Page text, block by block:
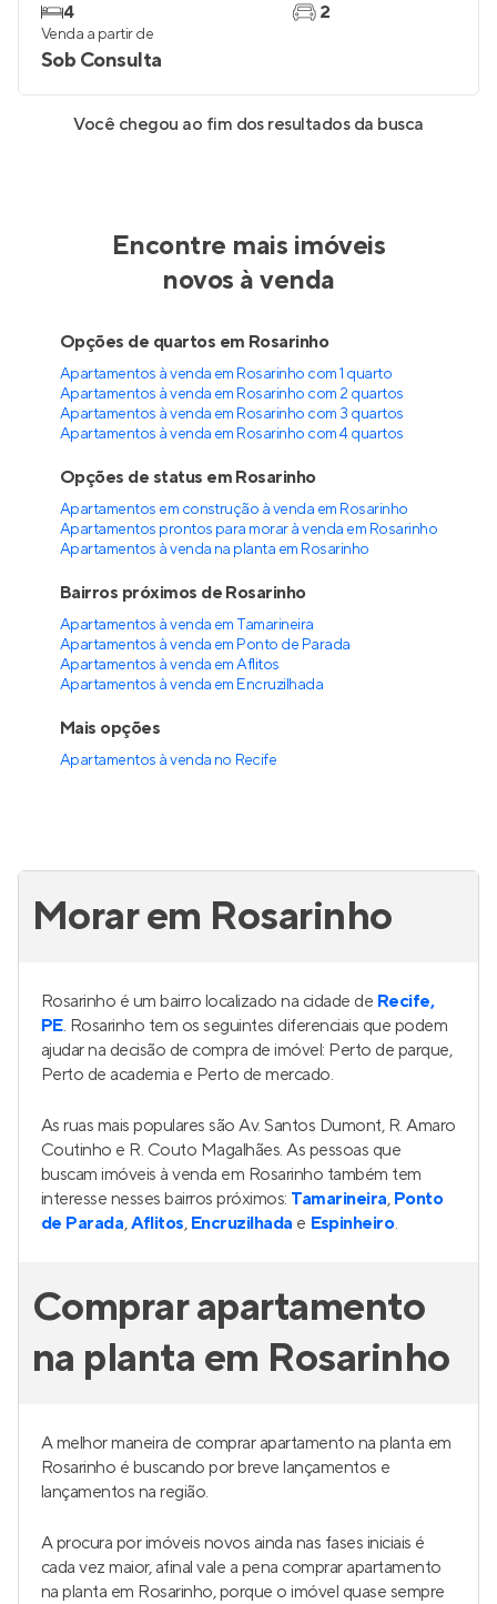
4
2
Venda a partir de
Sob Consulta
Você chegou ao fim dos resultados da busca
Encontre mais imóveis
novos à venda
Opções de quartos em Rosarinho
Apartamentos à venda em Rosarinho com 1 quarto
Apartamentos à venda em Rosarinho com 2 quartos
Apartamentos à venda em Rosarinho com 3 quartos
Apartamentos à venda em Rosarinho com 4 quartos
Opções de status em Rosarinho
Apartamentos em construção à venda em Rosarinho
Apartamentos prontos para morar à venda em Rosarinho
Apartamentos à venda na planta em Rosarinho
Bairros próximos de Rosarinho
Apartamentos à venda em Tamarineira
Apartamentos à venda em Ponto de Parada
Apartamentos à venda em Aflitos
Apartamentos à venda em Encruzilhada
Mais opções
Apartamentos à venda no Recife
Morar em Rosarinho
Rosarinho é um bairro localizado na cidade de Recife,
PE. Rosarinho tem os seguintes diferenciais que podem
ajudar na decisão de compra de imóvel: Perto de parque,
Perto de academia e Perto de mercado.
As ruas mais populares são Av. Santos Dumont, R. Amaro
Coutinho e R. Couto Magalhães. As pessoas que
buscam imóveis à venda em Rosarinho também tem
interesse nesses bairros próximos: Tamarineira, Ponto
de Parada,Aflitos, Encruzilhada e Espinheiro.
Comprar apartamento
na planta em Rosarinho
A melhor maneira de comprar apartamento na planta em
Rosarinho é buscando por breve lançamentos e
lançamentos na região.
A procura por imóveis novos ainda nas fases iniciais é
cada vez maior, afinal vale a pena comprar apartamento
na planta em Rosarinho, porque o imóvel quase sempre